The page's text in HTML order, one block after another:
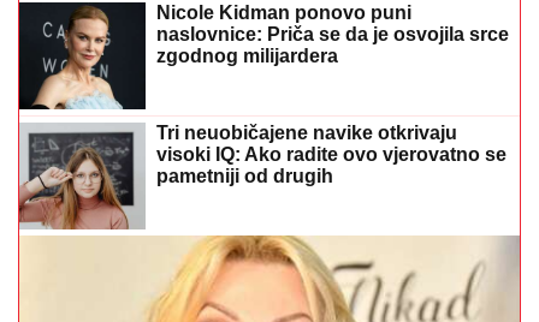
Nicole Kidman ponovo puni
naslovnice: Priča se da je osvojila srce
zgodnog milijardera
Tri neuobičajene navike otkrivaju
visoki IQ: Ako radite ovo vjerovatno se
pametniji od drugih